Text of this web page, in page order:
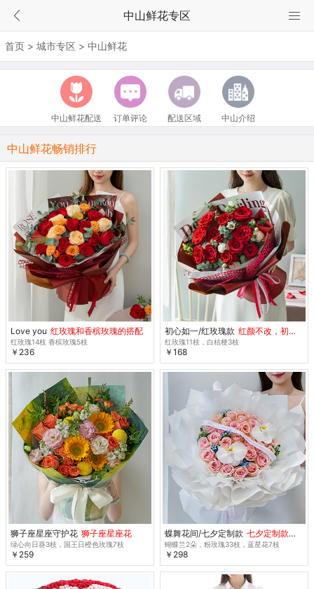
中山鲜花专区
首页 > 城市专区 > 中山鲜花
中山鲜花配送 订单评论 配送区域 中山介绍
中山鲜花畅销排行
Love you 红玫瑰和香槟玫瑰的搭配
红玫瑰14枝 香槟玫瑰5枝
￥236
初心如一/红玫瑰款 红颜不改，初心未央
红玫瑰11枝，白桔梗3枝
￥168
狮子座星座守护花 狮子座星座花
绿心向日葵3枝，国王日橙色玫瑰7枝
￥259
蝶舞花间/七夕定制款 七夕定制款鲜花 特惠
蝴蝶兰2朵，粉玫瑰33枝，蓝星花7枝
￥298